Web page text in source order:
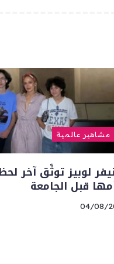
مشاهير عالمية
لوبيز توثّق آخر
قبل الجامعة
04/08/